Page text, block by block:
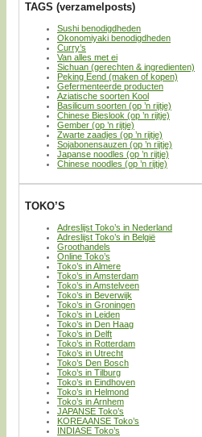
TAGS (verzamelposts)
Sushi benodigdheden
Okonomiyaki benodigdheden
Curry’s
Van alles met ei
Sichuan (gerechten & ingredienten)
Peking Eend (maken of kopen)
Gefermenteerde producten
Aziatische soorten Kool
Basilicum soorten (op ’n rijtje)
Chinese Bieslook (op ’n rijtje)
Gember (op ’n rijtje)
Zwarte zaadjes (op ’n rijtje)
Sojabonensauzen (op ’n rijtje)
Japanse noodles (op ’n rijtje)
Chinese noodles (op ’n rijtje)
TOKO’S
Adreslijst Toko’s in Nederland
Adreslijst Toko’s in België
Groothandels
Online Toko’s
Toko’s in Almere
Toko’s in Amsterdam
Toko’s in Amstelveen
Toko’s in Beverwijk
Toko’s in Groningen
Toko’s in Leiden
Toko’s in Den Haag
Toko’s in Delft
Toko’s in Rotterdam
Toko’s in Utrecht
Toko’s Den Bosch
Toko’s in Tilburg
Toko’s in Eindhoven
Toko’s in Helmond
Toko’s in Arnhem
JAPANSE Toko’s
KOREAANSE Toko’s
INDIASE Toko’s